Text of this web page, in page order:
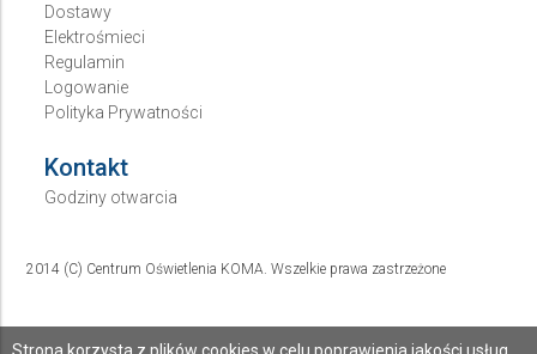
Dostawy
Elektrośmieci
Regulamin
Logowanie
Polityka Prywatności
Kontakt
Godziny otwarcia
2014 (C) Centrum Oświetlenia KOMA. Wszelkie prawa zastrzeżone